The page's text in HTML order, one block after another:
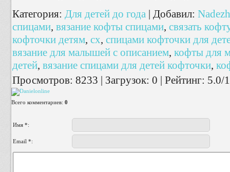
Категория: Для детей до года | Добавил:
спицами, вязание кофты спицами, связать
кофточки детям, сх, спицами кофточки для
вязание для малышей с описанием, кофты для
детей, вязание спицами для детей кофточки,
Просмотров: 8233 | Загрузок: 0 | Рейтинг: 5.0/1
Всего комментариев: 0
Имя *:
Email *: